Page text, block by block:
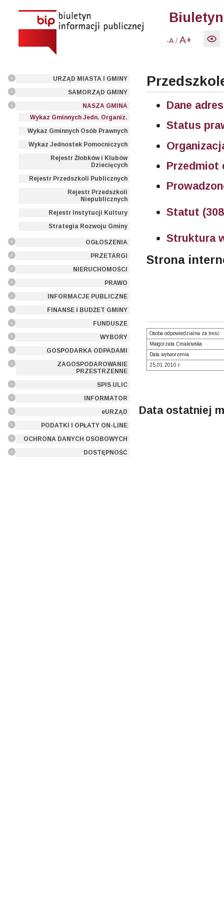
-A /A+
URZĄD MIASTA I GMINY
SAMORZĄD GMINY
NASZA GMINA
Wykaz Gminnych Jedn. Organiz.
Wykaz Gminnych Osób Prawnych
Wykaz Jednostek Pomocniczych
Rejestr Żłobków i Klubów
Dziecięcych
Rejestr Przedszkoli Publicznych
Rejestr Przedszkoli
Niepublicznych
Rejestr Instytucji Kultury
Strategia Rozwoju Gminy
OGŁOSZENIA
PRZETARGI
NIERUCHOMOŚCI
PRAWO
INFORMACJE PUBLICZNE
FINANSE I BUDŻET GMINY
FUNDUSZE
WYBORY
GOSPODARKA ODPADAMI
ZAGOSPODAROWANIE
PRZESTRZENNE
SPIS ULIC
INFORMATOR
eURZĄD
PODATKI I OPŁATY ON-LINE
OCHRONA DANYCH OSOBOWYCH
DOSTĘPNOŚĆ
Dane
Status
Przedmiot
Statut
Struktura
Strona
Osoba odpowiedzialna za treść
Małgorzata Ćmakowska
Data wytworzenia
25.01.2010 r.
Data ostatniej